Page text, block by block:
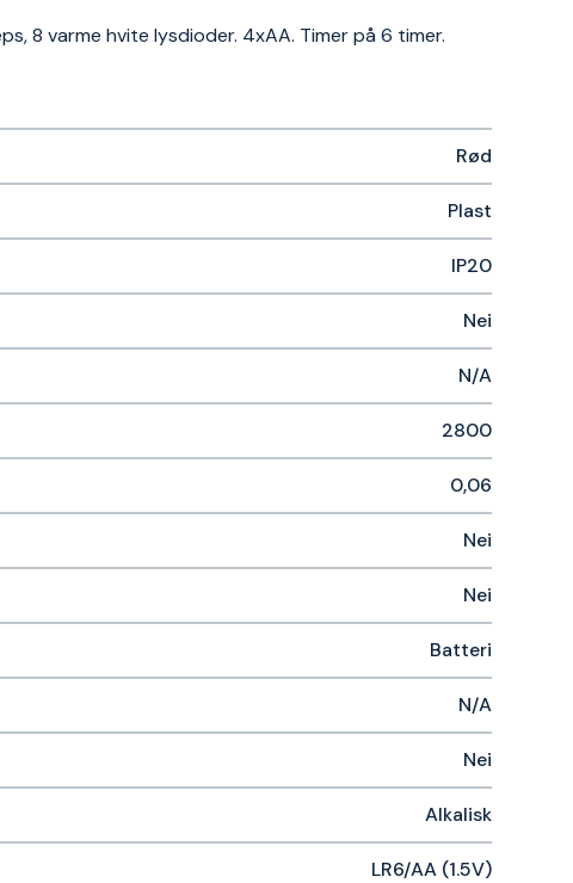
8 varme hvite lysdioder. 4xAA. Timer på 6 timer.
Rød
Plast
IP20
Nei
N/A
2800
0,06
Nei
Nei
Batteri
N/A
Nei
Alkalisk
LR6/AA (1.5V)